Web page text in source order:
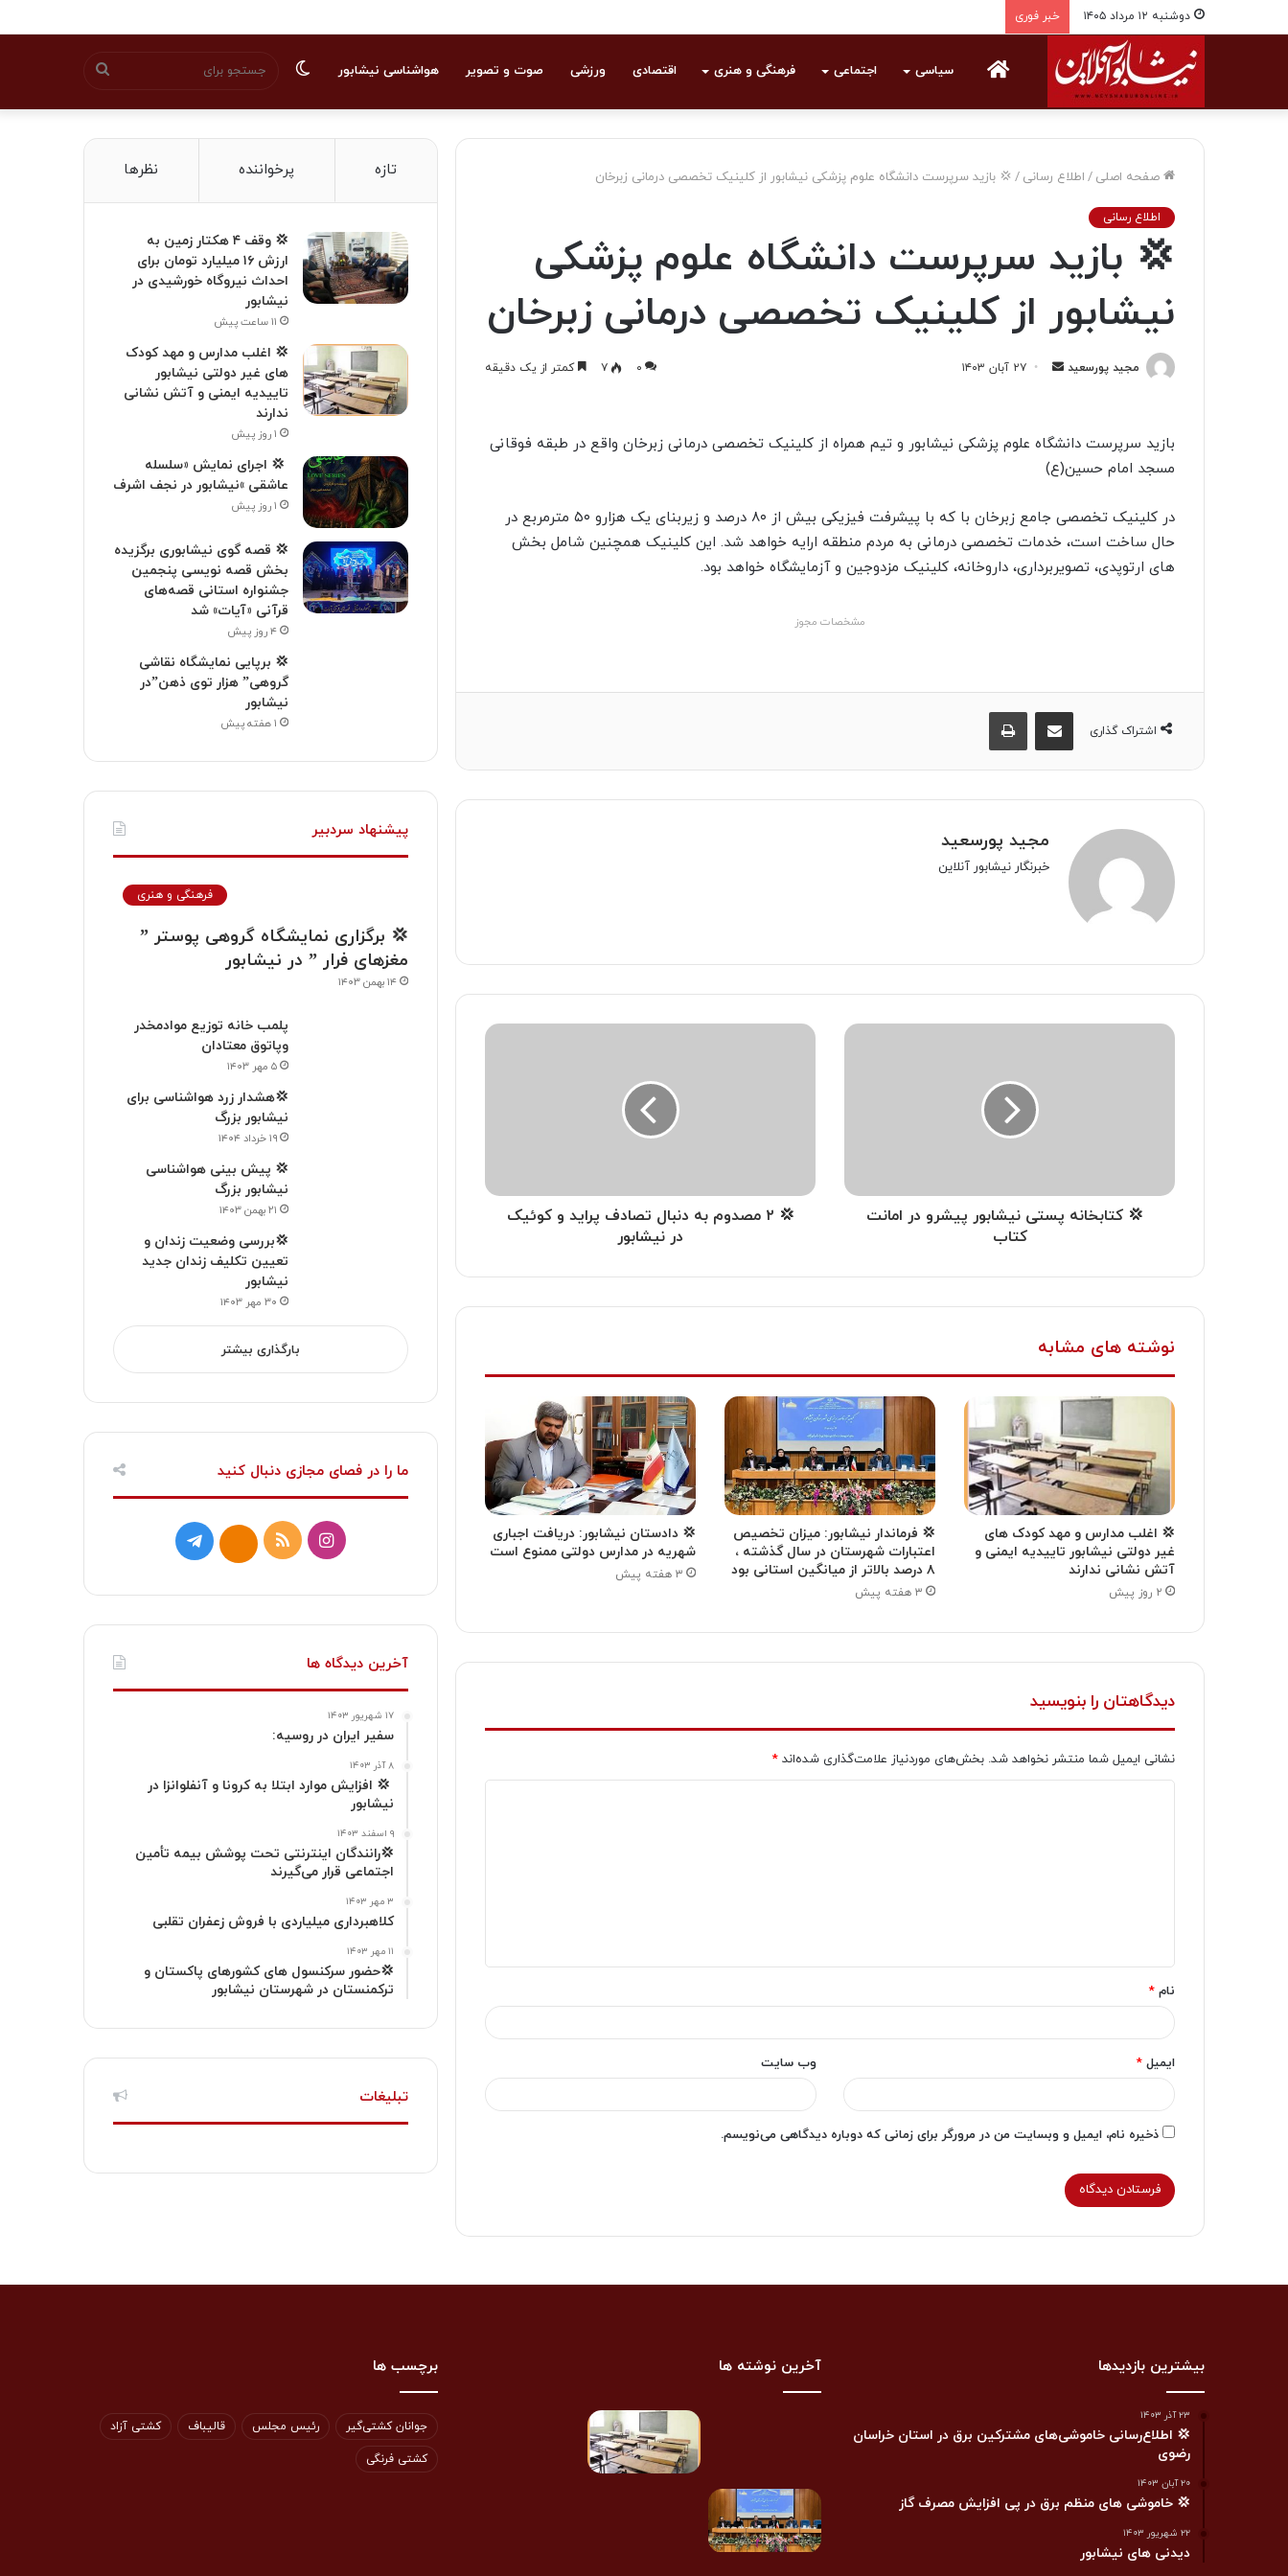
دوشنبه ۱۲ مرداد ۱۴۰۵ خبر فوری
سیاسی اجتماعی فرهنگی و هنری اقتصادی ورزشی صوت و تصویر هواشناسی نیشابور
برای
تغییر
صفحه اصلی / اطلاع رسانی / 💢 بازید سرپرست دانشگاه علوم پزشکی نیشابور از کلینیک تخصصی درمانی زبرخان
اطلاع رسانی
💢 بازید سرپرست دانشگاه علوم پزشکی
نیشابور از کلینیک تخصصی درمانی زبرخان
مجید پورسعید
ا
ل
م
۲۷ آبان ۱۴۰۳ ۰ ۷ کمتر از یک دقیقه
بازید سرپرست دانشگاه علوم پزشکی نیشابور و تیم همراه از کلینیک تخصصی درمانی زبرخان واقع در طبقه فوقانی
مسجد امام حسین(ع)
در کلینیک تخصصی جامع زبرخان با که با پیشرفت فیزیکی بیش از ۸۰ درصد و زیربنای یک هزارو ۵۰ مترمربع در
حال ساخت است، خدمات تخصصی درمانی به مردم منطقه ارایه خواهد شد. این کلینیک همچنین شامل بخش
های ارتوپدی، تصویربرداری، داروخانه، کلینیک مزدوجین و آزمایشگاه خواهد بود.
مشخصات مجوز
اشتراک گذاری
مجید پورسعید
خبرنگار نیشابور آنلاین
‍ ‍ 💢 کتابخانه پستی نیشابور پیشرو در امانت
کتاب
💢 ۲ مصدوم به دنبال تصادف پراید و کوئیک
در نیشابور
نوشته های مشابه
💢 اغلب مدارس و مهد کودک های
غیر دولتی نیشابور تاییدیه ایمنی و
آتش نشانی ندارند
۲ روز پیش
💢 فرماندار نیشابور: میزان تخصیص
اعتبارات شهرستان در سال گذشته ،
۸ درصد بالاتر از میانگین استانی بود
۳ هفته پیش
💢 دادستان نیشابور: دریافت اجباری
شهریه در مدارس دولتی ممنوع است
۳ هفته پیش
دیدگاهتان را بنویسید
نشانی ایمیل شما منتشر نخواهد شد. بخش‌های موردنیاز علامت‌گذاری شده‌اند *
*
نام *
ایمیل * وب‌ سایت
ذخیره نام، ایمیل و وبسایت من در مرورگر برای زمانی که دوباره دیدگاهی می‌نویسم.
تازه پرخواننده نظرها
💢 وقف ۴ هکتار زمین به
ارزش ۱۶ میلیارد تومان برای
احداث نیروگاه خورشیدی در
نیشابور
۱۱ ساعت پیش
💢 اغلب مدارس و مهد کودک
های غیر دولتی نیشابور
تاییدیه ایمنی و آتش نشانی
ندارند
۱ روز پیش
‍ 💢 اجرای نمایش «سلسله
عاشقی »نیشابور در نجف اشرف
۱ روز پیش
💢 قصه گوی نیشابوری برگزیده
بخش قصه نویسی پنجمین
جشنواره استانی قصه‌های
قرآنی «آیات» شد
۴ روز پیش
💢 برپایی نمایشگاه نقاشی
گروهی” هزار توی ذهن”در
نیشابور
۱ هفته پیش
پیشنهاد سردبیر
فرهنگی و هنری
💢 برگزاری نمایشگاه گروهی پوستر ”
مغزهای فرار ” در نيشابور
۱۴ بهمن ۱۴۰۳
پلمب خانه توزیع موادمخدر
وپاتوق معتادان
۵ مهر ۱۴۰۳
💢هشدار زرد هواشناسی برای
نیشابور بزرگ
۱۹ خرداد ۱۴۰۴
💢 پیش بینی هواشناسی
نیشابور بزرگ
۲۱ بهمن ۱۴۰۳
💢بررسی وضعیت زندان و
تعیین تکلیف زندان جدید
نیشابور
۳۰ مهر ۱۴۰۳
بارگذاری بیشتر
ما را در فصای مجازی دنبال کنید
ا
س
ت
ا
م
خ
ک
ت
ا
آخرین دیدگاه ها
۱۷ شهریور ۱۴۰۳
سفیر ایران در روسیه:
۸ آذر ۱۴۰۳
‍ 💢 افزایش موارد ابتلا به کرونا و آنفلوانزا در
نیشابور
۹ اسفند ۱۴۰۳
💢رانندگان اینترنتی تحت پوشش بیمه تأمین
اجتماعی قرار می‌گیرند
۳ مهر ۱۴۰۳
کلاهبرداری میلیاردی با فروش زعفران تقلبی
۱۱ مهر ۱۴۰۳
💢حضور سرکنسول های کشورهای پاکستان و
ترکمنستان در شهرستان نیشابور
تبلیغات
بیشترین بازدیدها
۲۳ آذر ۱۴۰۳
💢 اطلاع‌رسانی خاموشی‌های مشترکین برق در استان خراسان
رضوی
۲۰ آبان ۱۴۰۳
💢 خاموشی های منظم برق در پی افزایش مصرف گاز
۲۲ شهریور ۱۴۰۳
دیدنی های نیشابور
آخرین نوشته ها برچسب ها
جوانان کشتی‌گیر رئیس مجلس قالیباف کشتی آزاد
کشتی فرنگی